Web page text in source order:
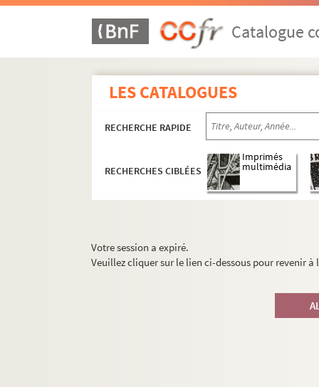
Catalogue
LES CATALOGUES
RECHERCHE RAPIDE
RECHERCHES CIBLÉES
Imprimés
multimédia
Votre session a expiré.
Veuillez cliquer sur le lien ci-dessous pour revenir